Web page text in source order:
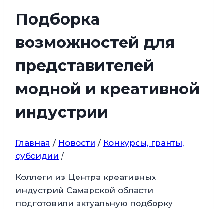
Подборка
возможностей для
представителей
модной и креативной
индустрии
Главная / Новости / Конкурсы, гранты,
субсидии /
Коллеги из Центра креативных
индустрий Самарской области
подготовили актуальную подборку